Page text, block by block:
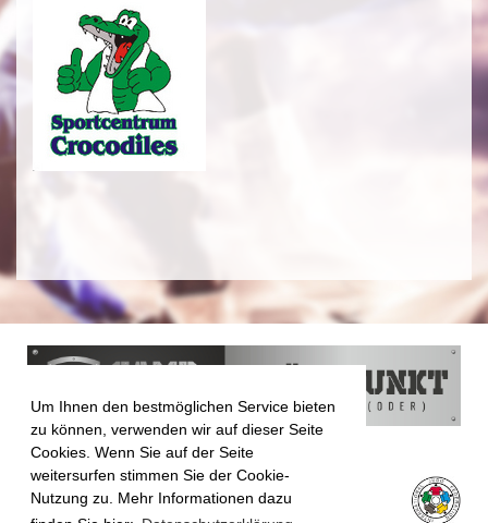
Um Ihnen den bestmöglichen Service bieten
zu können, verwenden wir auf dieser Seite
Cookies. Wenn Sie auf der Seite
weitersurfen stimmen Sie der Cookie-
Nutzung zu. Mehr Informationen dazu